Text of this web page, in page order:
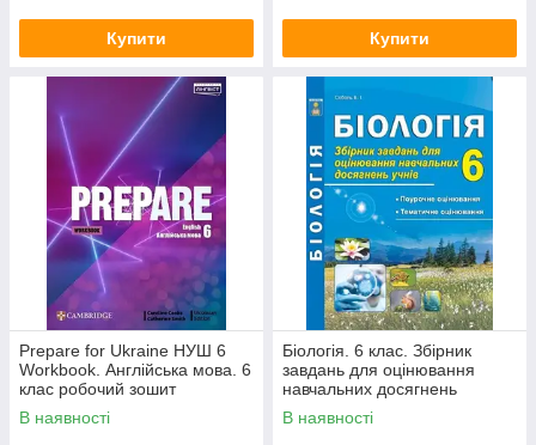
Купити Купити
Prepare for Ukraine НУШ 6
Workbook. Англійська мова. 6
клас робочий зошит
В наявності
Біологія. 6 клас. Збірник
завдань для оцінювання
навчальних досягнень
В наявності